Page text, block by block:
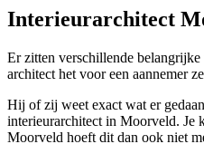
Interieurarchitect
Er zitten verschillende
architect het voor een aannemer
Hij of zij weet exact wat er
interieurarchitect in Moorveld. Je
Moorveld hoeft dit dan ook niet